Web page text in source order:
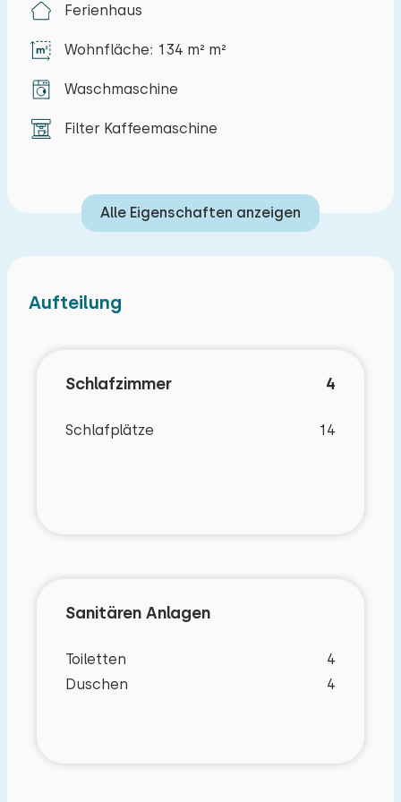
eine private Terrasse mit Gartenmöbeln und
Grill. Kostenlose Parkmöglichkeiten.
Ferienhaus
Wohnfläche: 134 m² m²
Waschmaschine
Filter Kaffeemaschine
Alle Eigenschaften anzeigen
Aufteilung
Schlafzimmer 4
Schlafplätze 14
Sanitären Anlagen
Toiletten
4
Duschen
4